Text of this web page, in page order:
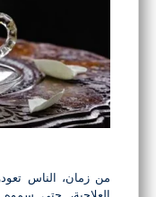
من زمان، الناس